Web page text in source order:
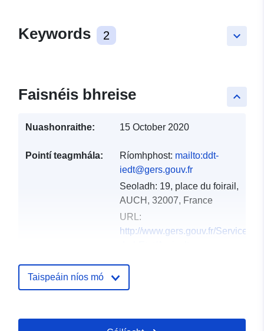
keyboard_arrow_down
Keywords 2
keyboard_arrow_up
Faisnéis bhreise
Nuashonraithe: 15 October 2020
Pointí teagmhála: Ríomhphost: mailto:ddt-
iedt@gers.gouv.fr
Seoladh: 19, place du foirail,
AUCH, 32007, France
URL:
http://www.gers.gouv.fr/Services-
Taifead Catalóige: Curtha le data.europa.eu:
Nuashonraithe ar data.europa.eu:
Taispeáin níos mó